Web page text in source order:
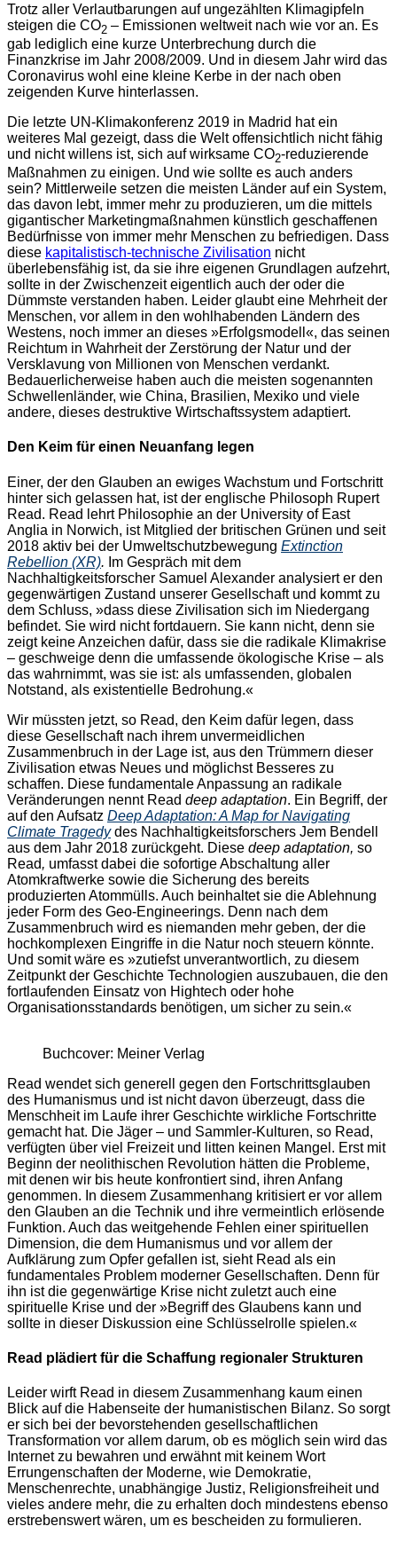
Trotz aller Verlautbarungen auf ungezählten Klimagipfeln
steigen die CO2 – Emissionen weltweit nach wie vor an. Es
gab lediglich eine kurze Unterbrechung durch die
Finanzkrise im Jahr 2008/2009. Und in diesem Jahr wird das
Coronavirus wohl eine kleine Kerbe in der nach oben
zeigenden Kurve hinterlassen.
Die letzte UN-Klimakonferenz 2019 in Madrid hat ein
weiteres Mal gezeigt, dass die Welt offensichtlich nicht fähig
und nicht willens ist, sich auf wirksame CO2-reduzierende
Maßnahmen zu einigen. Und wie sollte es auch anders
sein? Mittlerweile setzen die meisten Länder auf ein System,
das davon lebt, immer mehr zu produzieren, um die mittels
gigantischer Marketingmaßnahmen künstlich geschaffenen
Bedürfnisse von immer mehr Menschen zu befriedigen. Dass
diese kapitalistisch-technische Zivilisation nicht
überlebensfähig ist, da sie ihre eigenen Grundlagen aufzehrt,
sollte in der Zwischenzeit eigentlich auch der oder die
Dümmste verstanden haben. Leider glaubt eine Mehrheit der
Menschen, vor allem in den wohlhabenden Ländern des
Westens, noch immer an dieses »Erfolgsmodell«, das seinen
Reichtum in Wahrheit der Zerstörung der Natur und der
Versklavung von Millionen von Menschen verdankt.
Bedauerlicherweise haben auch die meisten sogenannten
Schwellenländer, wie China, Brasilien, Mexiko und viele
andere, dieses destruktive Wirtschaftssystem adaptiert.
Den Keim für einen Neuanfang legen
Einer, der den Glauben an ewiges Wachstum und Fortschritt
hinter sich gelassen hat, ist der englische Philosoph Rupert
Read. Read lehrt Philosophie an der University of East
Anglia in Norwich, ist Mitglied der britischen Grünen und seit
2018 aktiv bei der Umweltschutzbewegung Extinction
Rebellion (XR). Im Gespräch mit dem
Nachhaltigkeitsforscher Samuel Alexander analysiert er den
gegenwärtigen Zustand unserer Gesellschaft und kommt zu
dem Schluss, »dass diese Zivilisation sich im Niedergang
befindet. Sie wird nicht fortdauern. Sie kann nicht, denn sie
zeigt keine Anzeichen dafür, dass sie die radikale Klimakrise
– geschweige denn die umfassende ökologische Krise – als
das wahrnimmt, was sie ist: als umfassenden, globalen
Notstand, als existentielle Bedrohung.«
Wir müssten jetzt, so Read, den Keim dafür legen, dass
diese Gesellschaft nach ihrem unvermeidlichen
Zusammenbruch in der Lage ist, aus den Trümmern dieser
Zivilisation etwas Neues und möglichst Besseres zu
schaffen. Diese fundamentale Anpassung an radikale
Veränderungen nennt Read deep adaptation. Ein Begriff, der
auf den Aufsatz Deep Adaptation: A Map for Navigating
Climate Tragedy des Nachhaltigkeitsforschers Jem Bendell
aus dem Jahr 2018 zurückgeht. Diese deep adaptation, so
Read, umfasst dabei die sofortige Abschaltung aller
Atomkraftwerke sowie die Sicherung des bereits
produzierten Atommülls. Auch beinhaltet sie die Ablehnung
jeder Form des Geo-Engineerings. Denn nach dem
Zusammenbruch wird es niemanden mehr geben, der die
hochkomplexen Eingriffe in die Natur noch steuern könnte.
Und somit wäre es »zutiefst unverantwortlich, zu diesem
Zeitpunkt der Geschichte Technologien auszubauen, die den
fortlaufenden Einsatz von Hightech oder hohe
Organisationsstandards benötigen, um sicher zu sein.«
Buchcover: Meiner Verlag
Read wendet sich generell gegen den Fortschrittsglauben
des Humanismus und ist nicht davon überzeugt, dass die
Menschheit im Laufe ihrer Geschichte wirkliche Fortschritte
gemacht hat. Die Jäger – und Sammler-Kulturen, so Read,
verfügten über viel Freizeit und litten keinen Mangel. Erst mit
Beginn der neolithischen Revolution hätten die Probleme,
mit denen wir bis heute konfrontiert sind, ihren Anfang
genommen. In diesem Zusammenhang kritisiert er vor allem
den Glauben an die Technik und ihre vermeintlich erlösende
Funktion. Auch das weitgehende Fehlen einer spirituellen
Dimension, die dem Humanismus und vor allem der
Aufklärung zum Opfer gefallen ist, sieht Read als ein
fundamentales Problem moderner Gesellschaften. Denn für
ihn ist die gegenwärtige Krise nicht zuletzt auch eine
spirituelle Krise und der »Begriff des Glaubens kann und
sollte in dieser Diskussion eine Schlüsselrolle spielen.«
Read plädiert für die Schaffung regionaler Strukturen
Leider wirft Read in diesem Zusammenhang kaum einen
Blick auf die Habenseite der humanistischen Bilanz. So sorgt
er sich bei der bevorstehenden gesellschaftlichen
Transformation vor allem darum, ob es möglich sein wird das
Internet zu bewahren und erwähnt mit keinem Wort
Errungenschaften der Moderne, wie Demokratie,
Menschenrechte, unabhängige Justiz, Religionsfreiheit und
vieles andere mehr, die zu erhalten doch mindestens ebenso
erstrebenswert wären, um es bescheiden zu formulieren.